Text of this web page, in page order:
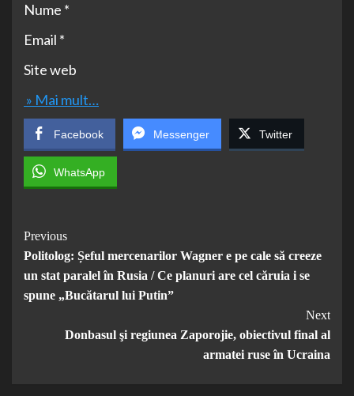
Nume *
Email *
Site web
» Mai mult…
Facebook Messenger Twitter
WhatsApp
Post
Navigation
Previous
Politolog: Șeful mercenarilor Wagner e pe cale să creeze
un stat paralel în Rusia / Ce planuri are cel căruia i se
spune „Bucătarul lui Putin”
Next
Donbasul şi regiunea Zaporojie, obiectivul final al
armatei ruse în Ucraina